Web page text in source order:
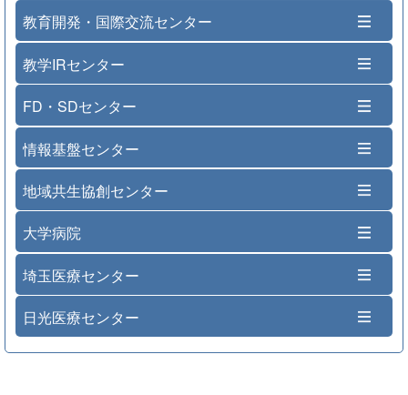
教育開発・国際交流センター
教学IRセンター
FD・SDセンター
情報基盤センター
地域共生協創センター
大学病院
埼玉医療センター
日光医療センター